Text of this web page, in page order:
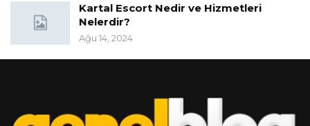
Kartal Escort Nedir ve Hizmetleri
Nelerdir?
Ağu 14, 2024